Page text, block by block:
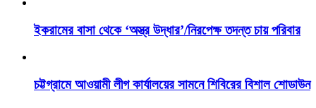
ইকরামের বাসা থেকে ‘অস্ত্র উদ্ধার’/নিরপেক্ষ তদন্ত চায় পরিবার
চট্টগ্রামে আওয়ামী লীগ কার্যালয়ের সামনে শিবিরের বিশাল শোডাউন